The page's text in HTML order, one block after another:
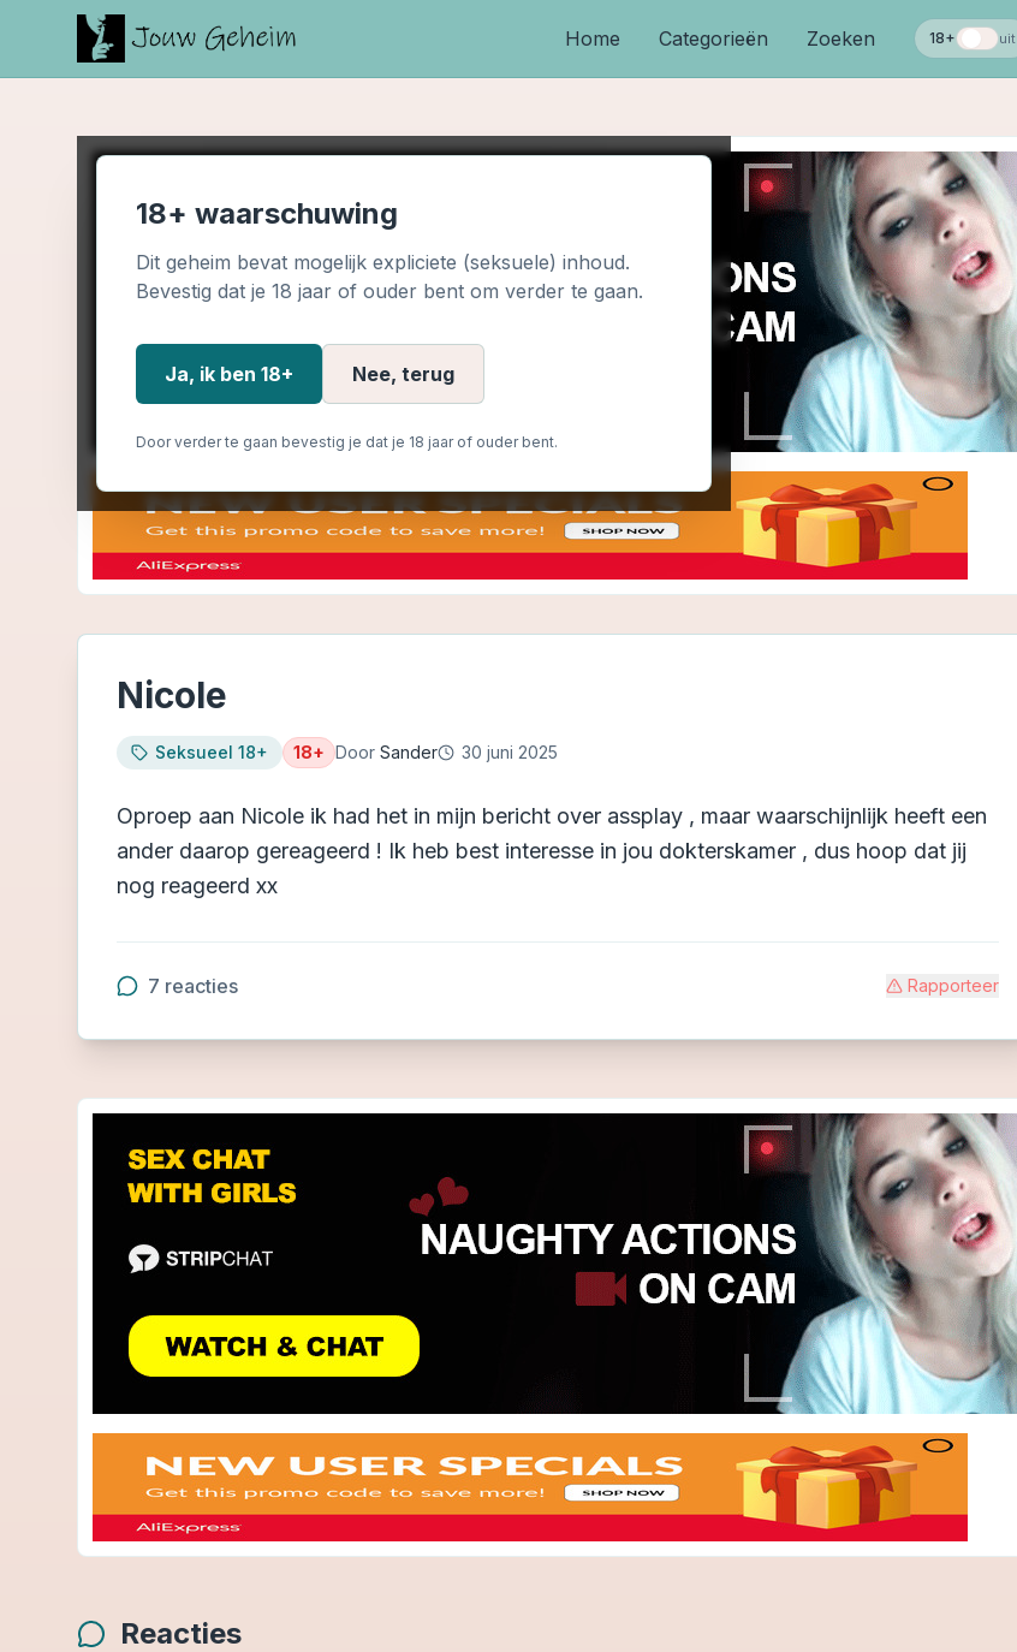
Home Categorieën Zoeken 18+ uit
18+ waarschuwing
Dit geheim bevat mogelijk expliciete (seksuele) inhoud.
Bevestig dat je 18 jaar of ouder bent om verder te gaan.
Ja, ik ben 18+ Nee, terug
Door verder te gaan bevestig je dat je 18 jaar of ouder bent.
Nicole
Seksueel 18+ 18+ Door Sander 30 juni 2025
Oproep aan Nicole ik had het in mijn bericht over assplay , maar waarschijnlijk heeft een
ander daarop gereageerd ! Ik heb best interesse in jou dokterskamer , dus hoop dat jij
nog reageerd xx
7 reacties Rapporteer
Reacties